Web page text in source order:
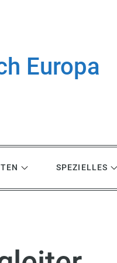
Europa
SPEZIELLES